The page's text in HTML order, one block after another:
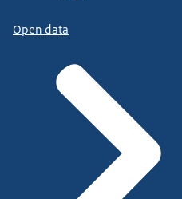
Open data